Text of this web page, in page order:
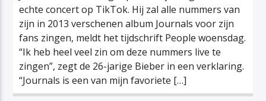
echte concert op TikTok. Hij zal alle nummers van
zijn in 2013 verschenen album Journals voor zijn
fans zingen, meldt het tijdschrift People woensdag.
“Ik heb heel veel zin om deze nummers live te
zingen”, zegt de 26-jarige Bieber in een verklaring.
“Journals is een van mijn favoriete […]